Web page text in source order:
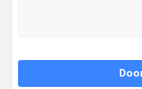
Verpakkende